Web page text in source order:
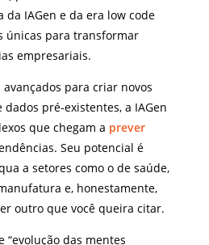
da IAGen e da era low code
únicas para transformar
empresariais.
para criar novos
pré-existentes, a IAGen
que chegam a prever
Seu potencial é
a setores como o de saúde,
e, honestamente,
outro que você queira citar.
“evolução das mentes